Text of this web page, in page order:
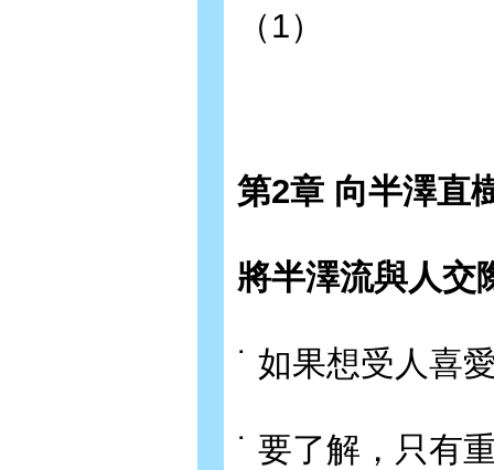
（1）
第2章 向半澤直
將半澤流與人交
˙ 如果想受人喜
˙ 要了解，只有